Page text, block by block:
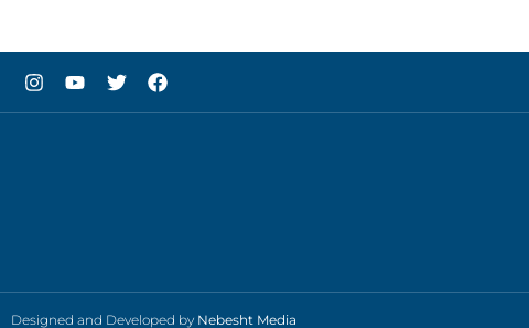
Designed and Developed by Nebesht Media